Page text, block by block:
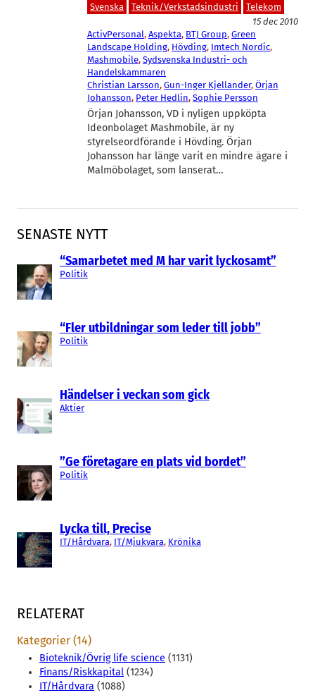
SENASTE NYTT
“Samarbetet med M har varit lyckosamt”
Politik
“Fler utbildningar som leder till jobb”
Politik
Händelser i veckan som gick
Aktier
”Ge företagare en plats vid bordet”
Politik
Lycka till, Precise
IT/Hårdvara, IT/Mjukvara, Krönika
Svenska Teknik/Verkstadsindustri
Telekom
15 dec 2010
ActivPersonal, Aspekta, BTJ Group, Green
Landscape Holding, Hövding, Imtech Nordic
Mashmobile, Sydsvenska Industri- och
Handelskammaren
Christian Larsson, Gun-Inger Kjellander, Örjan
Johansson, Peter Hedlin, Sophie Persson
Örjan Johansson, VD i nyligen uppköpta
Ideonbolaget Mashmobile, är ny
styrelseordförande i Hövding. Örjan
Johansson har länge varit en mindre ägare i
Malmöbolaget, som lanserat…
RELATERAT
Kategorier (14)
Bioteknik/Övrig life science (1131)
Finans/Riskkapital (1234)
IT/Hårdvara (1088)